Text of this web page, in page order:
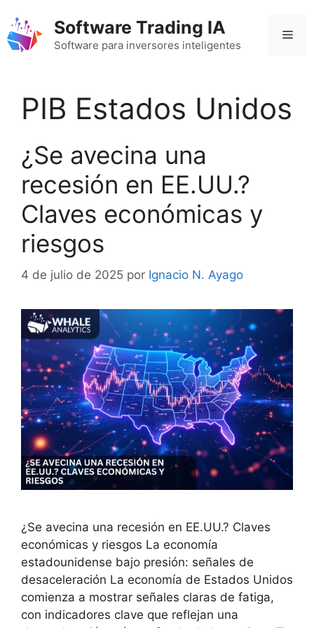
contenido
Software Trading IA
Software para inversores inteligentes
PIB Estados Unidos
¿Se avecina una
recesión en EE.UU.?
Claves económicas y
riesgos
4 de julio de 2025 por Ignacio N. Ayago
¿Se avecina una recesión en EE.UU.? Claves
económicas y riesgos La economía
estadounidense bajo presión: señales de
desaceleración La economía de Estados Unidos
comienza a mostrar señales claras de fatiga,
con indicadores clave que reflejan una